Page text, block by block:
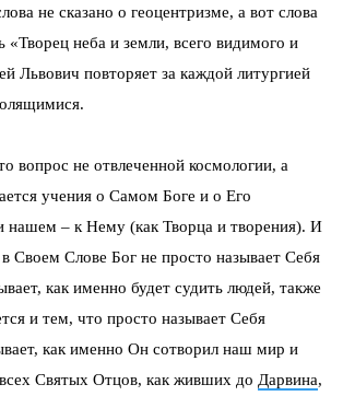
не сказано о геоцентризме, а вот слова
«Творец неба и земли, всего видимого и
Львович повторяет за каждой литургией
вопрос не отвлеченной космологии, а
учения о Самом Боге и о Его
нашем – к Нему (как Творца и творения). И
Своем Слове Бог не просто называет Себя
как именно будет судить людей, также
и тем, что просто называет Себя
как именно Он сотворил наш мир и
Святых Отцов, как живших до Дарвина,